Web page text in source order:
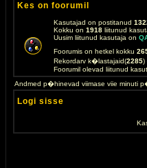
Kes on foorumil
Kasutajad on postitanud
Kokku on 1918 liitunud
Uusim liitunud kasutaja on
Foorumis on hetkel kokku
Rekordarv k�lastajaid(2285)
Foorumil olevad liitunud
Andmed p�hinevad viimase viie minuti
Logi sisse